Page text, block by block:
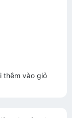
thêm vào giỏ